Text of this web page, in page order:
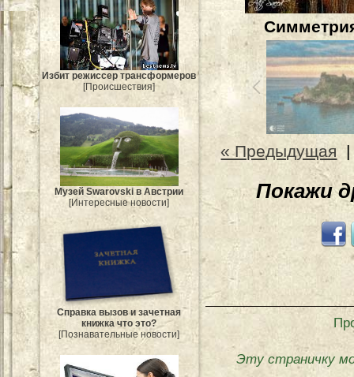
Избит режиссер трансформеров
[Происшествия]
Музей Swarovski в Австрии
[Интересные новости]
Справка вызов и зачетная
книжка что это?
[Познавательные новости]
« Предыдущая
Покажи
Эту страничку